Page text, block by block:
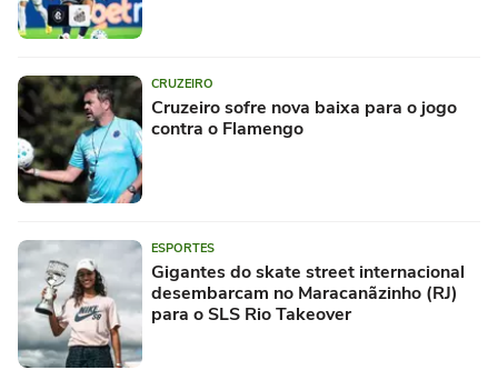
CRUZEIRO
Cruzeiro sofre nova baixa para o jogo
contra o Flamengo
ESPORTES
Gigantes do skate street internacional
desembarcam no Maracanãzinho (RJ)
para o SLS Rio Takeover